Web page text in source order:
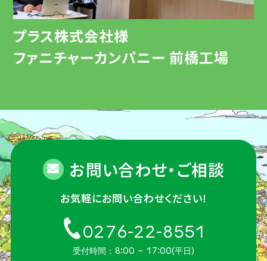
プラス株式会社様
ファニチャーカンパニー 前橋工場
お問い合わせ・ご相談
お気軽にお問い合わせください!
0276-22-8551
受付時間：8:00 ~ 17:00(平日)